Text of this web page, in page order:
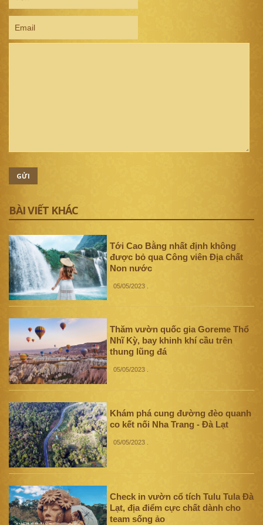
GỬI
BÀI VIẾT KHÁC
Tới Cao Bằng nhất định không
được bỏ qua Công viên Địa chất
Non nước
05/05/2023
Thăm vườn quốc gia Goreme Thổ
Nhĩ Kỳ, bay khinh khí cầu trên
thung lũng đá
05/05/2023
Khám phá cung đường đèo quanh
co kết nối Nha Trang - Đà Lạt
05/05/2023
Check in vườn cổ tích Tulu Tula Đà
Lạt, địa điểm cực chất dành cho
team sống ảo